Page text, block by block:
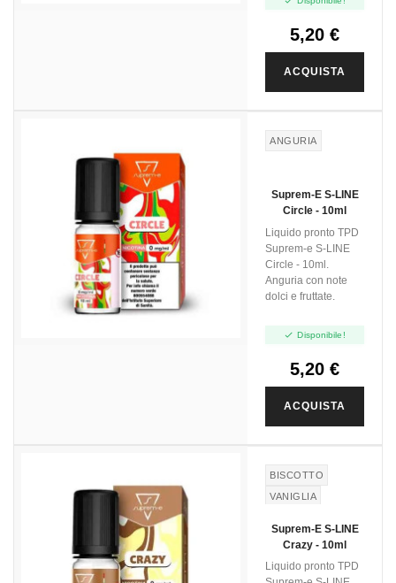
5,20 €
ACQUISTA
ANGURIA
Suprem-E S-LINE
Circle - 10ml
Liquido pronto TPD
Suprem-e S-LINE
Circle - 10ml.
Anguria con note
dolci e fruttate.
 Disponibile!
5,20 €
ACQUISTA
BISCOTTO
VANIGLIA
BURRO
Suprem-E S-LINE
Crazy - 10ml
Liquido pronto TPD